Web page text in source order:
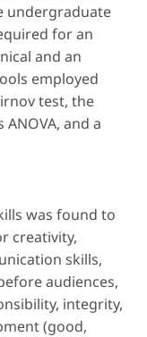
undergraduate
for an
and an
employed
test, the
and a
was found to
creativity,
skills,
audiences,
integrity,
(good,